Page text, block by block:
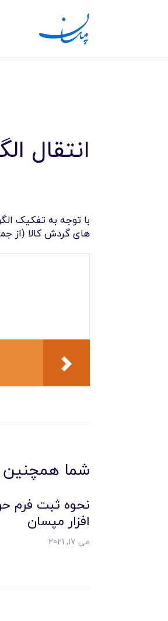
انتقال
با توجه به تفکیک
های گردش کالا (از
شما همچنین
نحوه ثبت فرم
افزار مپسان
می 17, 2021